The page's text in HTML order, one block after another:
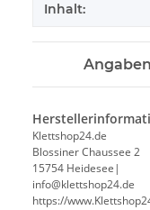
Inhalt:
Klettshop24.de
Blossiner Chaussee 2
15754 Heidesee|
info@klettshop24.de
https://